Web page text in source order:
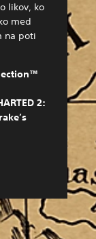
likov, ko
med
na poti
2: